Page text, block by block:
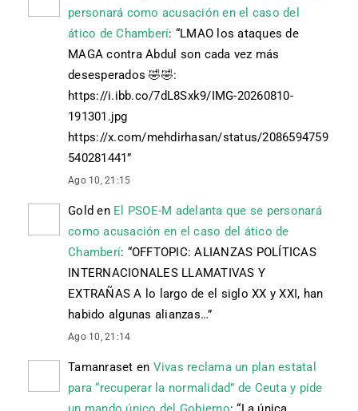
personará como acusación en el caso del
ático de Chamberí: “LMAO los ataques de
MAGA contra Abdul son cada vez más
desesperados 🤣🤣:
https://i.ibb.co/7dL8Sxk9/IMG-20260810-
191301.jpg
https://x.com/mehdirhasan/status/2086594759
540281441”
Ago 10, 21:15
Gold en El PSOE-M adelanta que se personará
como acusación en el caso del ático de
Chamberí: “OFFTOPIC: ALIANZAS POLÍTICAS
INTERNACIONALES LLAMATIVAS Y
EXTRAÑAS A lo largo de el siglo XX y XXI, han
habido algunas alianzas…”
Ago 10, 21:14
Tamanraset en Vivas reclama un plan estatal
para “recuperar la normalidad” de Ceuta y pide